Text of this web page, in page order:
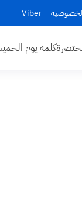
Viber
كلمة يوم